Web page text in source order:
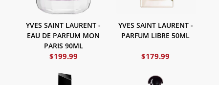
YVES SAINT LAURENT -
EAU DE PARFUM MON
PARIS 90ML
$199.99
YVES SAINT LAURENT -
PARFUM LIBRE 50ML
$179.99